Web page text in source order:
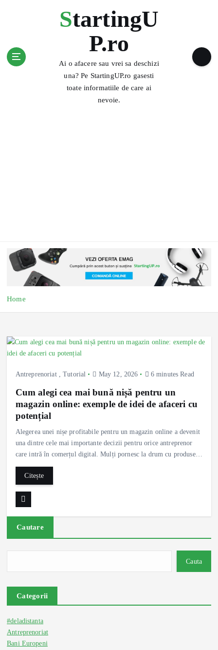
StartingU
P.ro
Ai o afacere sau vrei sa deschizi
una? Pe StartingUP.ro gasesti
toate informatiile de care ai
nevoie.
Home
Antreprenoriat,Tutorial May 12, 2026 6 minutes Read
Cum alegi cea mai bună nișă pentru un
magazin online: exemple de idei de afaceri cu
potențial
Alegerea unei nișe profitabile pentru un magazin online a devenit
una dintre cele mai importante decizii pentru orice antreprenor
care intră în comerțul digital. Mulți pornesc la drum cu produse…
Citește
Cautare
Cauta
Categorii
#deladistanta
Antreprenoriat
Bani Europeni